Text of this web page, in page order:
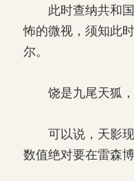
此时查纳共和国
怖的微视，须知此
尔。
饶是九尾天狐，
可以说，天影现
数值绝对要在雷森博